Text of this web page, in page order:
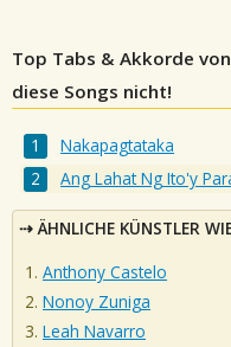
Top Tabs & Akkorde von
diese Songs nicht!
Nakapagtataka
Ang Lahat Ng Ito'y
ÄHNLICHE KÜNSTLER
Anthony Castelo
Nonoy Zuniga
Leah Navarro